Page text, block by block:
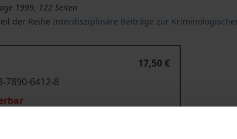
1999, 122 Seiten
der Reihe Interdisziplinäre Beiträge zur
17,50 €
7890-6412-8